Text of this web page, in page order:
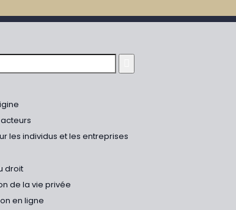
les individus et les entreprises
droit
de la vie privée
en ligne